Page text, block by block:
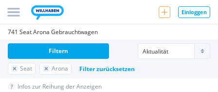
Einloggen
741 Seat Arona Gebrauchtwagen
Seat Arona Filter zurücksetzen
Filtern
Infos zur Reihung der Anzeigen